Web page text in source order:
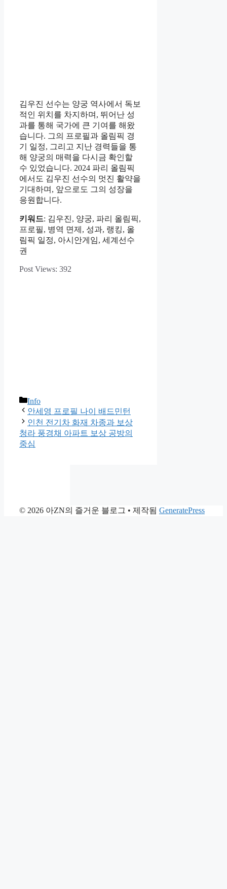
김우진 선수는 양궁 역사에서 독보
적인 위치를 차지하며, 뛰어난 성
과를 통해 국가에 큰 기여를 해왔
습니다. 그의 프로필과 올림픽 경
기 일정, 그리고 지난 경력들을 통
해 양궁의 매력을 다시금 확인할
수 있었습니다. 2024 파리 올림픽
에서도 김우진 선수의 멋진 활약을
기대하며, 앞으로도 그의 성장을
응원합니다.
키워드: 김우진, 양궁, 파리 올림픽,
프로필, 병역 면제, 성과, 랭킹, 올
림픽 일정, 아시안게임, 세계선수
권
Post Views: 392
카
테
고
리
Info
안세영 프로필 나이 배드민턴
인천 전기차 화재 차종과 보상
청라 풍경채 아파트 보상 공방의
중심
© 2026 아ZN의 즐거운 블로그 • 제작됨 GeneratePress